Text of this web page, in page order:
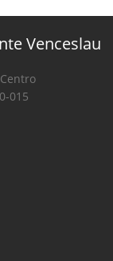
Venceslau
015